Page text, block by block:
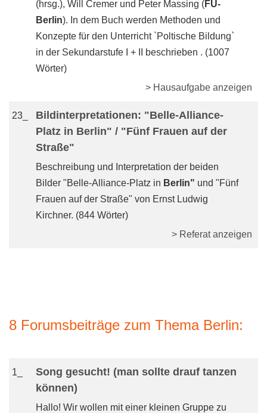
(hrsg.), Will Cremer und Peter Massing (FU-
Berlin). In dem Buch werden Methoden und
Konzepte für den Unterricht `Poltische Bildung`
in der Sekundarstufe I + II beschrieben . (1007
Wörter)
> Hausaufgabe anzeigen
23_
Bildinterpretationen: "Belle-Alliance-
Platz in Berlin" / "Fünf Frauen auf der
Straße"
Beschreibung und Interpretation der beiden
Bilder "Belle-Alliance-Platz in Berlin" und "Fünf
Frauen auf der Straße" von Ernst Ludwig
Kirchner. (844 Wörter)
> Referat anzeigen
8 Forumsbeiträge zum Thema Berlin:
1_
Song gesucht! (man sollte drauf tanzen
können)
Hallo! Wir wollen mit einer kleinen Gruppe zu